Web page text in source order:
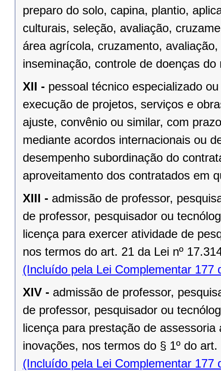
preparo do solo, capina, plantio,
culturais, seleção, avaliação,
área agrícola, cruzamento,
inseminação, controle de doenças do
XII - pessoal técnico especializado
execução de projetos, serviços e
ajuste, convênio ou similar, com
mediante acordos internacionais ou
desempenho subordinação do
aproveitamento dos contratados em
XIII - admissão de professor,
de professor, pesquisador ou
licença para exercer atividade de
nos termos do art. 21 da Lei nº
(Incluído pela Lei Complementar 177
XIV - admissão de professor,
de professor, pesquisador ou
licença para prestação de
inovações, nos termos do § 1º do
(Incluído pela Lei Complementar 177